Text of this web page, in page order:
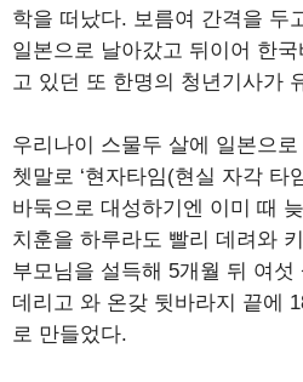
학을 떠났다. 보름여 간격을 두
일본으로 날아갔고 뒤이어 한
고 있던 또 한명의 청년기사가
우리나이 스물두 살에 일본으
쳇말로 ‘현자타임(현실 자각 타
바둑으로 대성하기엔 이미 때
치훈을 하루라도 빨리 데려와
부모님을 설득해 5개월 뒤 여
데리고 와 온갖 뒷바라지 끝에
로 만들었다.